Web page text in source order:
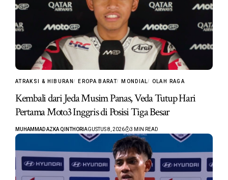
ATRAKSI & HIBURAN EROPA BARAT MONDIAL OLAH RAGA
Kembali dari Jeda Musim Panas, Veda Tutup Hari
Pertama Moto3 Inggris di Posisi Tiga Besar
MUHAMMAD AZKA QINTHORI AGUSTUS 8, 2026 3 MIN READ